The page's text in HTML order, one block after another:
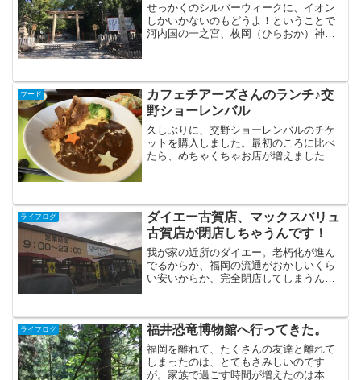
せっかくのシルバーウィークに、イオン
しかいかないのもどうよ！ということで
河内国の一之宮、枚岡（ひらおか）神社
地を治めていた人がいたの...
フード
カフェチアーズさんのランチ♪交
野ショーレンバル
久しぶりに、交野ショーレンバルのチケ
ットを購入しました。最初のころに比べ
たら、めちゃくちゃお店が増えました。5
が早帰りで給食がな...
ライフログ
ダイエー古賀店、マックスバリュ
古賀店が閉店しちゃうんです！
我が家の近所のダイエー。老朽化が進ん
でるからか、福岡の流通がおかしいくら
い安いからか、完全閉店してしまうんで
ライフログ 福井恐竜博物館へ行ってきた。
福岡を離れて、たくさんの友達と離れて
しまったのは、とてもさみしいのです
が。家族で過ごす時間が増えたのは本当